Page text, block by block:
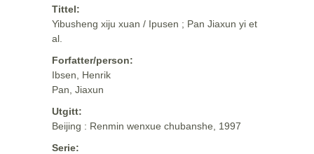
Tittel:
Yibusheng xiju xuan / Ipusen ; Pan Jiaxun yi et
al.
Forfatter/person:
Ibsen, Henrik
Pan, Jiaxun
Utgitt:
Beijing : Renmin wenxue chubanshe, 1997
Serie: